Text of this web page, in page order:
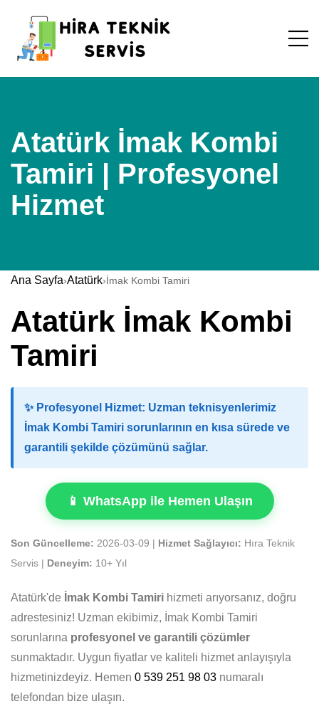
Atatürk İmak Kombi
Tamiri | Profesyonel
Hizmet
Ana Sayfa›Atatürk›İmak Kombi Tamiri
Atatürk İmak Kombi
Tamiri
✨ Profesyonel Hizmet: Uzman teknisyenlerimiz
İmak Kombi Tamiri sorunlarının en kısa sürede ve
garantili şekilde çözümünü sağlar.
📱 WhatsApp ile Hemen Ulaşın
Son Güncelleme: 2026-03-09 | Hizmet Sağlayıcı: Hıra Teknik
Servis |
Deneyim: 10+ Yıl
Atatürk'de İmak Kombi Tamiri hizmeti arıyorsanız, doğru
adrestesiniz! Uzman ekibimiz, İmak Kombi Tamiri
sorunlarına profesyonel ve garantili çözümler
sunmaktadır. Uygun fiyatlar ve kaliteli hizmet anlayışıyla
hizmetinizdeyiz. Hemen 0 539 251 98 03 numaralı
telefondan bize ulaşın.